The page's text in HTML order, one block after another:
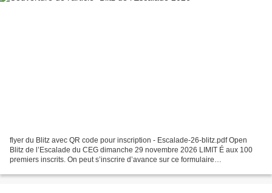
flyer du Blitz avec QR code pour inscription - Escalade-26-blitz.pdf Open
Blitz de l’Escalade du CEG dimanche 29 novembre 2026 LIMIT É aux 100
premiers inscrits. On peut s’inscrire d’avance sur ce formulaire